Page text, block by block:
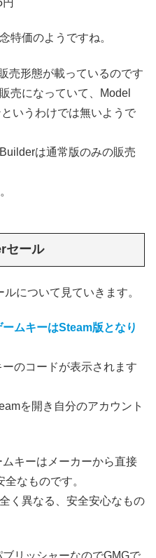
特価のようですね。
売形態が載っているのです
売になっていて、Model
いうわけでは無いようで
は通常版のみの販売
セール
について見ていきます。
ムキーはSteam版となり
のコードが表示されます
を開き自分のアカウント
キーはメーカーから直接
なものです。
く異なる、安全安心なもの
リッシャーなのでGMGで